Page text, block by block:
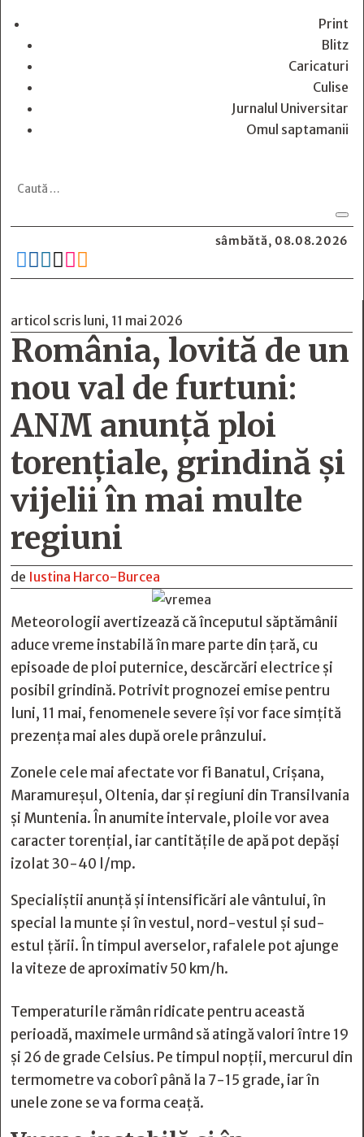
Print
Blitz
Caricaturi
Culise
Jurnalul Universitar
Omul saptamanii
sâmbătă, 08.08.2026
     
articol scris luni, 11 mai 2026
România, lovită de un
nou val de furtuni:
ANM anunță ploi
torențiale, grindină și
vijelii în mai multe
regiuni
de Iustina Harco-Burcea
Meteorologii avertizează că începutul săptămânii
aduce vreme instabilă în mare parte din țară, cu
episoade de ploi puternice, descărcări electrice și
posibil grindină. Potrivit prognozei emise pentru
luni, 11 mai, fenomenele severe își vor face simțită
prezența mai ales după orele prânzului.
Zonele cele mai afectate vor fi Banatul, Crișana,
Maramureșul, Oltenia, dar și regiuni din Transilvania
și Muntenia. În anumite intervale, ploile vor avea
caracter torențial, iar cantitățile de apă pot depăși
izolat 30-40 l/mp.
Specialiștii anunță și intensificări ale vântului, în
special la munte și în vestul, nord-vestul și sud-
estul țării. În timpul averselor, rafalele pot ajunge
la viteze de aproximativ 50 km/h.
Temperaturile rămân ridicate pentru această
perioadă, maximele urmând să atingă valori între 19
și 26 de grade Celsius. Pe timpul nopții, mercurul din
termometre va coborî până la 7-15 grade, iar în
unele zone se va forma ceață.